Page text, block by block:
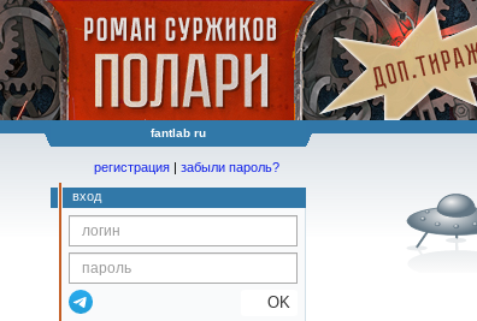
fantlab ru
регистрация | забыли пароль?
вход
OK